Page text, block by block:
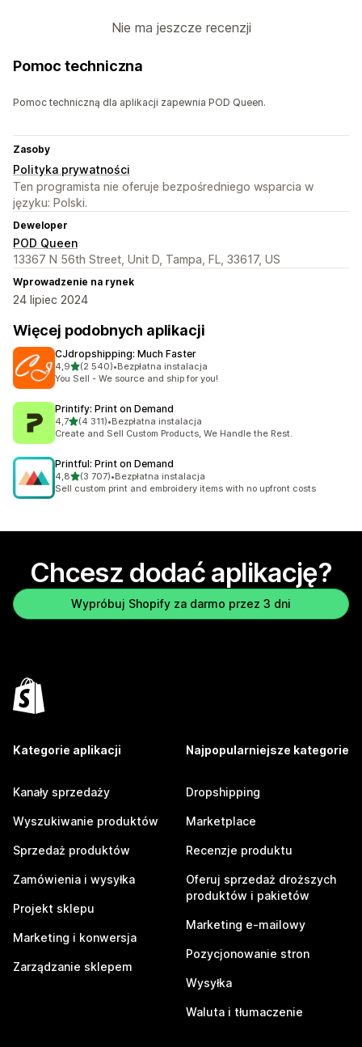
Nie ma jeszcze recenzji
Pomoc techniczna
Pomoc techniczną dla aplikacji zapewnia POD Queen.
Zasoby
Polityka prywatności
Ten programista nie oferuje bezpośredniego wsparcia w
języku: Polski.
Deweloper
POD Queen
13367 N 56th Street, Unit D, Tampa, FL, 33617, US
Wprowadzenie na rynek
24 lipiec 2024
Więcej podobnych aplikacji
CJdropshipping: Much Faster
4,9na 5 gwiazdek
(2 540)
Łączna liczba recenzji: 2540
•Bezpłatna instalacja
You Sell - We source and ship for you!
Printify: Print on Demand
4,7na 5 gwiazdek
(4 311)
Łączna liczba recenzji: 4311
•Bezpłatna instalacja
Create and Sell Custom Products, We Handle the Rest.
Printful: Print on Demand
4,8na 5 gwiazdek
(3 707)
Łączna liczba recenzji: 3707
•Bezpłatna instalacja
Sell custom print and embroidery items with no upfront costs
Chcesz dodać aplikację?
Wypróbuj Shopify za darmo przez 3 dni
Kategorie aplikacji
Kanały sprzedaży
Wyszukiwanie produktów
Sprzedaż produktów
Zamówienia i wysyłka
Projekt sklepu
Marketing i konwersja
Zarządzanie sklepem
Najpopularniejsze kategorie
Dropshipping
Marketplace
Recenzje produktu
Oferuj sprzedaż droższych
produktów i pakietów
Marketing e-mailowy
Pozycjonowanie stron
Wysyłka
Waluta i tłumaczenie